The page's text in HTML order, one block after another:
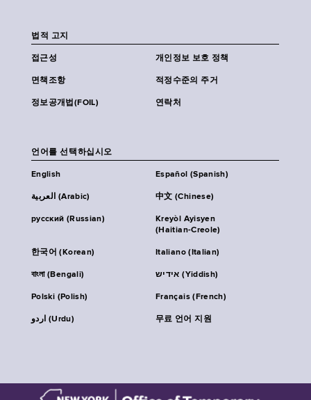
법적 고지
접근성 개인정보 보호 정책
면책조항 적정수준의 주거
정보공개법(FOIL) 연락처
언어를 선택하십시오
English Español (Spanish)
العربية (Arabic) 中文 (Chinese)
русский (Russian)
Kreyòl Ayisyen
(Haitian-Creole)
한국어 (Korean) Italiano (Italian)
বাংলা (Bengali) אידיש (Yiddish)
Polski (Polish) Français (French)
اردو (Urdu) 무료 언어 지원